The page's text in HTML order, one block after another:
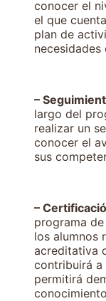
conocer el
el que
plan de
necesidades
–
largo del
realizar un
conocer el
sus
–
programa
los alumnos
acreditativa
contribuirá a
permitirá